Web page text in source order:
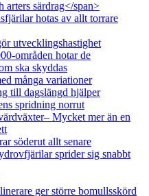
arters särdrag</span>
hotas av allt torrare
utvecklingshastighet
områden hotar de
ska skyddas
många variationer
till dagslängd hjälper
spridning norrut
Mycket mer än en
söderut allt senare
sprider sig snabbt
ger större bomullsskörd